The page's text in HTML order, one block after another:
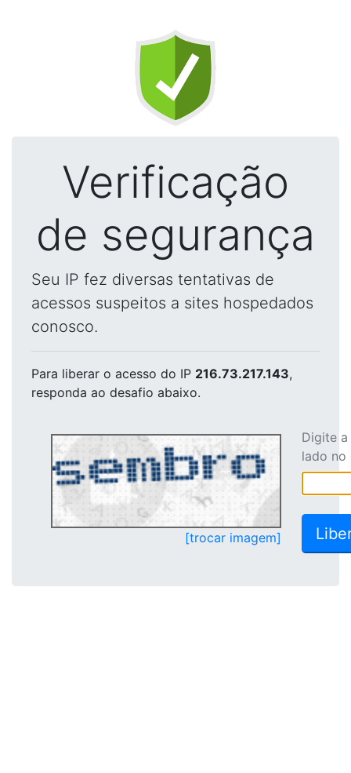
Verificação
de segurança
Seu IP fez diversas tentativas de
acessos suspeitos a sites hospedados
conosco.
Para liberar o acesso do IP 216.73.217.143,
responda ao desafio abaixo.
[trocar imagem]
Digite
lado no